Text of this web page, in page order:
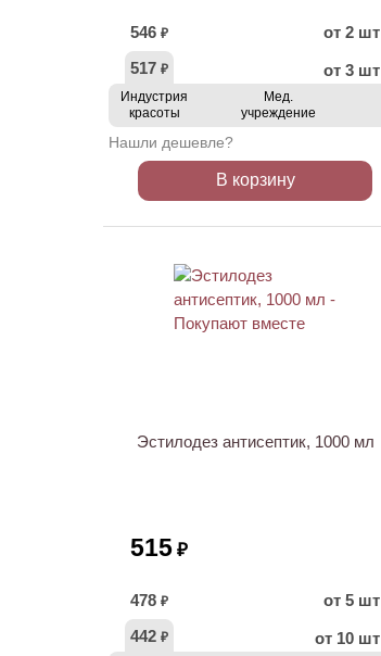
546 ₽
от 2 шт
517 ₽ от 3 шт
Индустрия
красоты
Мед.
учреждение
Нашли дешевле?
В корзину
Эстилодез антисептик, 1000 мл
515 ₽
478 ₽
от 5 шт
442 ₽ от 10 шт